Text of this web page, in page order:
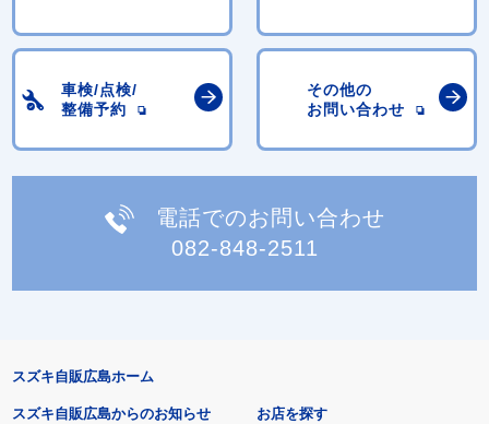
車検/点検/
整備予約
その他の
お問い合わせ
電話でのお問い合わせ
082-848-2511
スズキ自販広島ホーム
スズキ自販広島からのお知らせ お店を探す